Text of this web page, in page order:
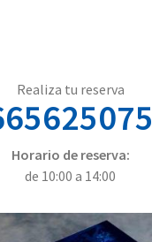
Realiza tu reserva
Horario de reserva:
de 10:00 a 14:00